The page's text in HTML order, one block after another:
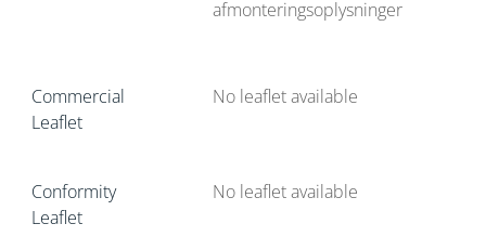
afmonteringsoplysninger
Commercial
Leaflet
No leaflet available
Conformity
Leaflet
No leaflet available